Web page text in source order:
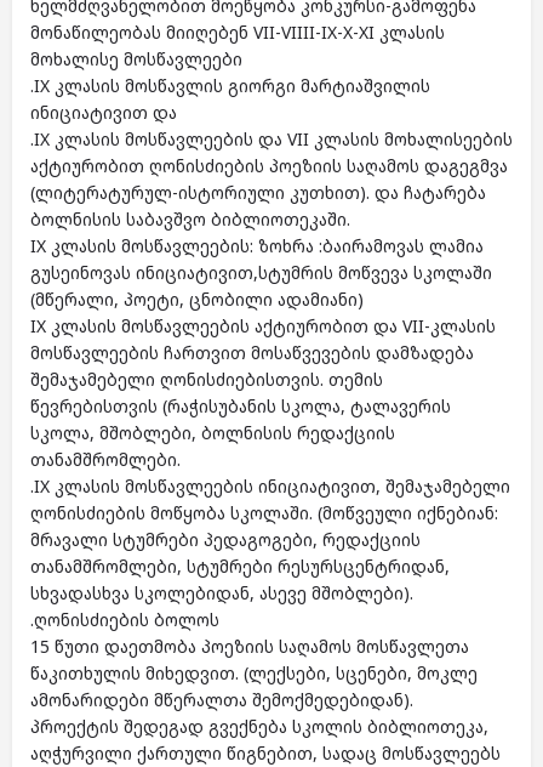
ხელმძღვანელობით მოეწყობა კონკურსი-გამოფენა
მონაწილეობას მიიღებენ VII-VIIII-IX-X-XI კლასის
მოხალისე მოსწავლეები
.IX კლასის მოსწავლის გიორგი მარტიაშვილის
ინიციატივით და
.IX კლასის მოსწავლეების და VII კლასის მოხალისეების
აქტიურობით ღონისძიების პოეზიის საღამოს დაგეგმვა
(ლიტერატურულ-ისტორიული კუთხით). და ჩატარება
ბოლნისის საბავშვო ბიბლიოთეკაში.
IX კლასის მოსწავლეების: ზოხრა :ბაირამოვას ლამია
გუსეინოვას ინიციატივით,სტუმრის მოწვევა სკოლაში
(მწერალი, პოეტი, ცნობილი ადამიანი)
IX კლასის მოსწავლეების აქტიურობით და VII-კლასის
მოსწავლეების ჩართვით მოსაწვევების დამზადება
შემაჯამებელი ღონისძიებისთვის. თემის
წევრებისთვის (რაჭისუბანის სკოლა, ტალავერის
სკოლა, მშობლები, ბოლნისის რედაქციის
თანამშრომლები.
.IX კლასის მოსწავლეების ინიციატივით, შემაჯამებელი
ღონისძიების მოწყობა სკოლაში. (მოწვეული იქნებიან:
მრავალი სტუმრები პედაგოგები, რედაქციის
თანამშრომლები, სტუმრები რესურსცენტრიდან,
სხვადასხვა სკოლებიდან, ასევე მშობლები).
.ღონისძიების ბოლოს
15 წუთი დაეთმობა პოეზიის საღამოს მოსწავლეთა
წაკითხულის მიხედვით. (ლექსები, სცენები, მოკლე
ამონარიდები მწერალთა შემოქმედებიდან).
პროექტის შედეგად გვექნება სკოლის ბიბლიოთეკა,
აღჭურვილი ქართული წიგნებით, სადაც მოსწავლეებს